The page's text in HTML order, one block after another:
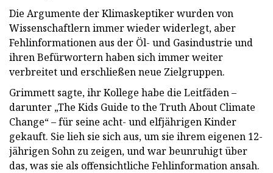
Die Argumente der Klimaskeptiker wurden von
Wissenschaftlern immer wieder widerlegt, aber
Fehlinformationen aus der Öl- und Gasindustrie und
ihren Befürwortern haben sich immer weiter
verbreitet und erschließen neue Zielgruppen.
Grimmett sagte, ihr Kollege habe die Leitfäden –
darunter „The Kids Guide to the Truth About Climate
Change“ – für seine acht- und elfjährigen Kinder
gekauft. Sie lieh sie sich aus, um sie ihrem eigenen 12-
jährigen Sohn zu zeigen, und war beunruhigt über
das, was sie als offensichtliche Fehlinformation ansah.